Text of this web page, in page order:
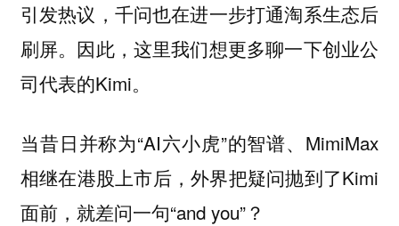
引发热议，千问也在进一步打通淘系生态后
刷屏。因此，这里我们想更多聊一下创业公
司代表的Kimi。
当昔日并称为“AI六小虎”的智谱、MimiMax
相继在港股上市后，外界把疑问抛到了Kimi
面前，就差问一句“and you”？